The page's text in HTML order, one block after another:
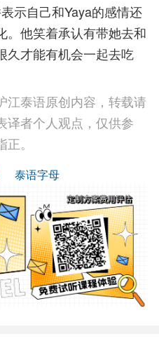
示自己和Yaya的感情还
。他笑着承认有带她去和
久才能有机会一起去吃
江泰语原创内容，转载请
译者个人观点，仅供参
。
泰语字母